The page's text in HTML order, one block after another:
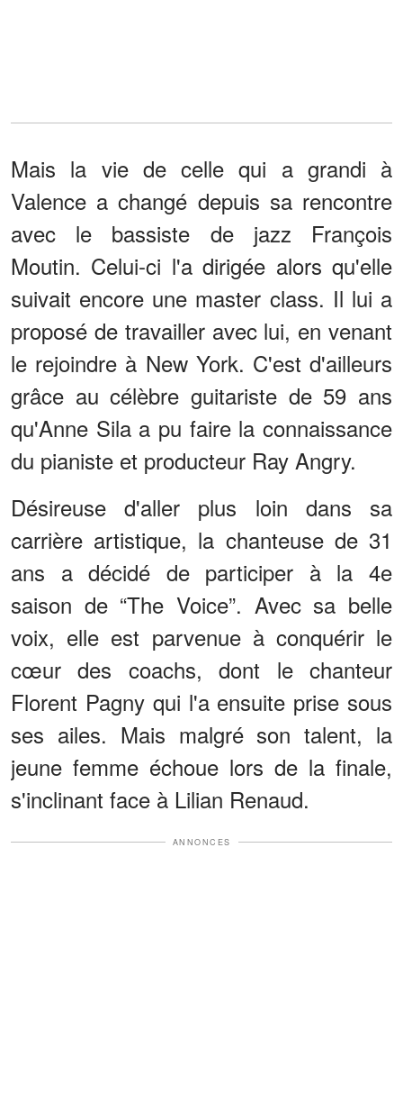
Mais la vie de celle qui a grandi à
Valence a changé depuis sa rencontre
avec le bassiste de jazz François
Moutin. Celui-ci l'a dirigée alors qu'elle
suivait encore une master class. Il lui a
proposé de travailler avec lui, en venant
le rejoindre à New York. C'est d'ailleurs
grâce au célèbre guitariste de 59 ans
qu'Anne Sila a pu faire la connaissance
du pianiste et producteur Ray Angry.
Désireuse d'aller plus loin dans sa
carrière artistique, la chanteuse de 31
ans a décidé de participer à la 4e
saison de “The Voice”. Avec sa belle
voix, elle est parvenue à conquérir le
cœur des coachs, dont le chanteur
Florent Pagny qui l'a ensuite prise sous
ses ailes. Mais malgré son talent, la
jeune femme échoue lors de la finale,
s'inclinant face à Lilian Renaud.
ANNONCES